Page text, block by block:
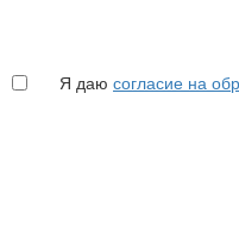
Я даю согласие на